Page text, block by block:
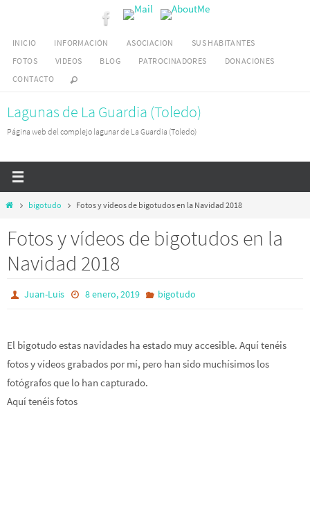
contenido
INICIO INFORMACIÓN ASOCIACION
SUS HABITANTES
FOTOS
VIDEOS BLOG PATROCINADORES
DONACIONES
CONTACTO
Lagunas de La Guardia (Toledo)
Página web del complejo lagunar de La Guardia (Toledo)
Iniciobigotudo Fotos y vídeos de bigotudos en la Navidad 2018
Fotos y vídeos de bigotudos en la
Navidad 2018
Juan-Luis 8 enero, 2019 bigotudo
El bigotudo estas navidades ha estado muy accesible. Aquí tenéis
fotos y vídeos grabados por mí, pero han sido muchísimos los
fotógrafos que lo han capturado.
Aquí tenéis fotos